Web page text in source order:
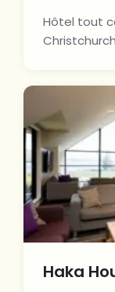
Hôtel tout
Haka